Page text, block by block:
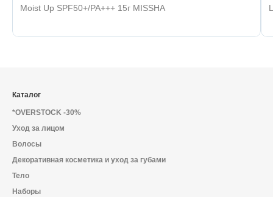
Moist Up SPF50+/PA+++ 15г MISSHA
Каталог
*OVERSTOCK -30%
Уход за лицом
Волосы
Декоративная косметика и уход за губами
Тело
Наборы